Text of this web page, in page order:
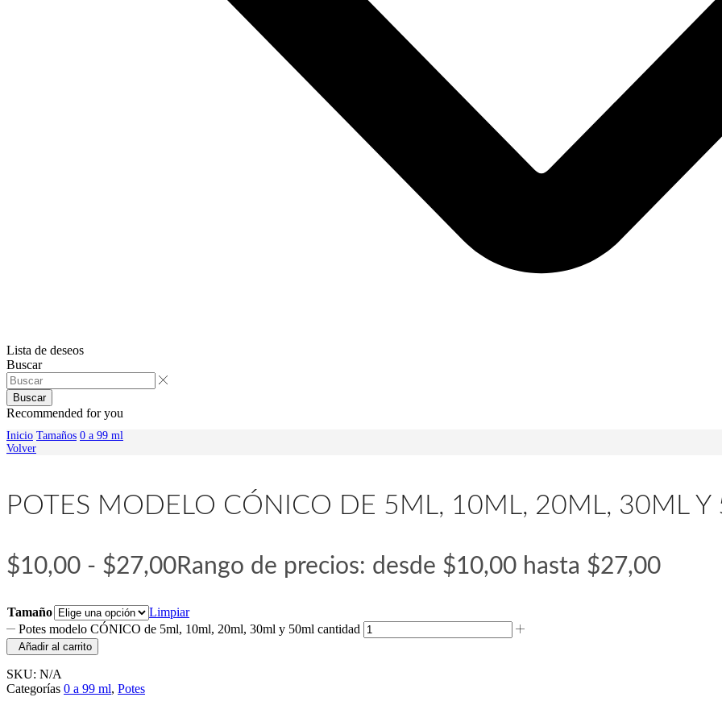
Lista de deseos
Buscar
Buscar
Recommended for you
Inicio Tamaños 0 a 99 ml
Volver
POTES MODELO CÓNICO DE 5ML, 10ML, 20ML, 30ML Y
$10,00 - $27,00Rango de precios: desde $10,00 hasta $27,00
Tamaño
Limpiar
Potes modelo CÓNICO de 5ml, 10ml, 20ml, 30ml y 50ml cantidad
Añadir al carrito
SKU: N/A
Categorías 0 a 99 ml, Potes